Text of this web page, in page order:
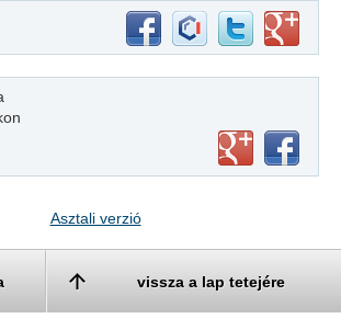
Asztali verzió
vissza a lap tetejére